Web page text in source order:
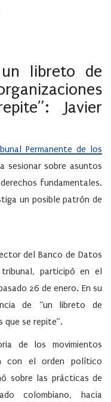
un libreto de
Javier
Permanente de los
sesionar sobre asuntos
fundamentales.
un posible patrón de
del Banco de Datos
tribunal, participó en el
26 de enero. En su
de “un libreto de
que se repite”.
de los movimientos
con el orden político
sobre las prácticas de
colombiano, hacia